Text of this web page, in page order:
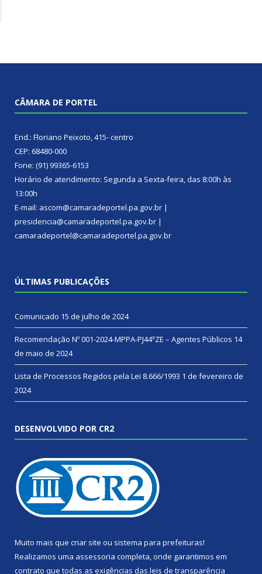
CÂMARA DE PORTEL
End.: Floriano Peixoto, 415- centro
CEP: 68480-000
Fone: (91) 99365-6153
Horário de atendimento: Segunda a Sexta-feira, das 8:00h às
13:00h
E-mail: ascom@camaradeportel.pa.gov.br |
presidencia@camaradeportel.pa.gov.br |
camaradeportel@camaradeportel.pa.gov.br
ÚLTIMAS PUBLICAÇÕES
Comunicado 15 de julho de 2024
Recomendação Nº 001-2024-MPPA-PJ44ªZE – Agentes Públicos 14
de maio de 2024
Lista de Processos Regidos pela Lei 8.666/1993 1 de fevereiro de
2024
DESENVOLVIDO POR CR2
Muito mais que criar site ou sistema para prefeituras!
Realizamos uma assessoria completa, onde garantimos em
contrato que todas as exigências das leis de transparência